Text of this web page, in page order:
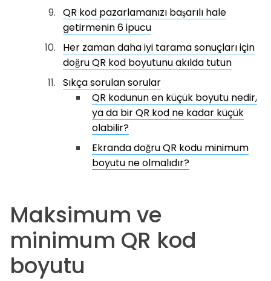
QR kod pazarlamanızı başarılı hale
getirmenin 6 ipucu
Her zaman daha iyi tarama sonuçları için
doğru QR kod boyutunu akılda tutun
Sıkça sorulan sorular
QR kodunun en küçük boyutu nedir,
ya da bir QR kod ne kadar küçük
olabilir?
Ekranda doğru QR kodu minimum
boyutu ne olmalıdır?
Maksimum ve
minimum QR kod
boyutu